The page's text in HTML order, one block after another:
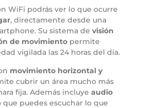
WiFi podrás ver lo que ocurre
, directamente desde una
Su sistema de visión
de movimiento permite
vigilada las 24 horas del día.
movimiento horizontal y
cubrir un área mucho más
fija. Además incluye audio
que puedes escuchar lo que